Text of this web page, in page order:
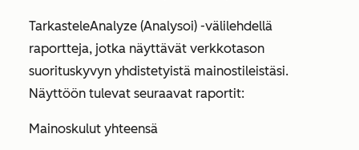
TarkasteleAnalyze (Analysoi) -välilehdellä
raportteja, jotka näyttävät verkkotason
suorituskyvyn yhdistetyistä mainostileistäsi.
Näyttöön tulevat seuraavat raportit:
Mainoskulut yhteensä